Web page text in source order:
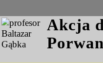
Akcja